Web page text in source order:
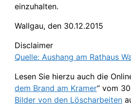
einzuhalten.
Wallgau, den 30.12.2015
Disclaimer
Quelle: Aushang am Rathaus
Lesen Sie hierzu auch die
dem Brand am Kramer“ vom
Bilder von den Löscharbeiten